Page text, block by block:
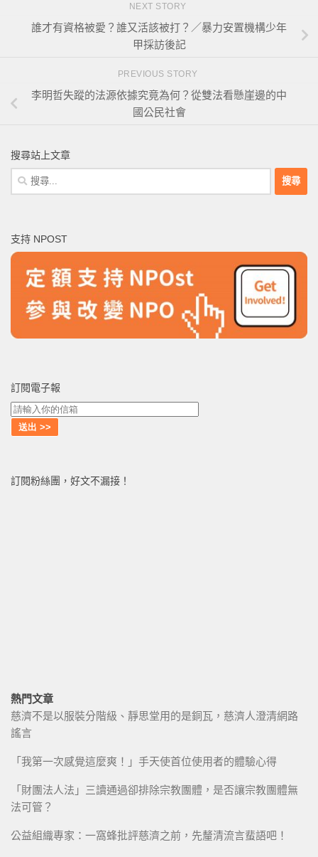
NEXT STORY
誰才有資格被愛？誰又活該被打？／暴力安置機構少年
甲採訪後記
PREVIOUS STORY
李明哲失蹤的法源依據究竟為何？從雙法看懸崖邊的中
國公民社會
搜尋站上文章
搜
尋
字:
支持 NPOST
訂閱電子報
訂閱粉絲團，好文不漏接！
熱門文章
慈濟不是以服裝分階級、靜思堂用的是銅瓦，慈濟人澄清網路
謠言
「我第一次感覺這麼爽！」手天使首位使用者的體驗心得
「財團法人法」三讀通過卻排除宗教團體，是否讓宗教團體無
法可管？
公益組織專家：一窩蜂批評慈濟之前，先釐清流言蜚語吧！